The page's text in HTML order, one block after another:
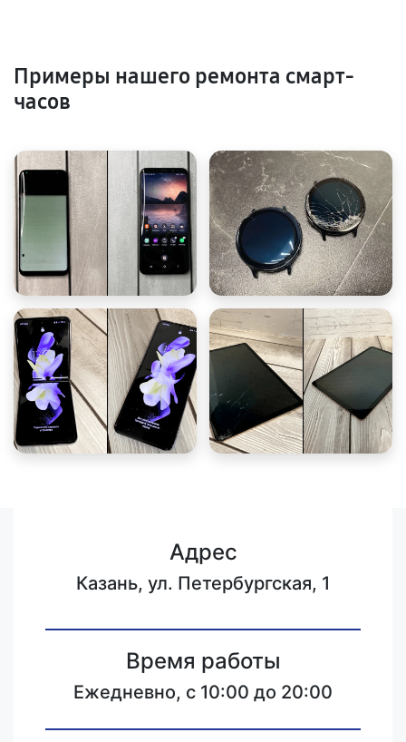
Примеры нашего ремонта смарт-
часов
Адрес
Казань, ул. Петербургская, 1
Время работы
Ежедневно, с 10:00 до 20:00